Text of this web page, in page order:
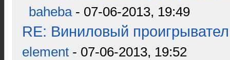
baheba- 07-06-2013, 19:49
RE: Виниловый
element - 07-06-2013, 19:52